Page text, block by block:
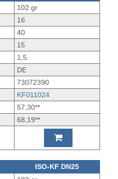
102 gr
16
40
15
1,5
DE
73072390
KF011024
57,30**
68,19**
ISO-KF DN25